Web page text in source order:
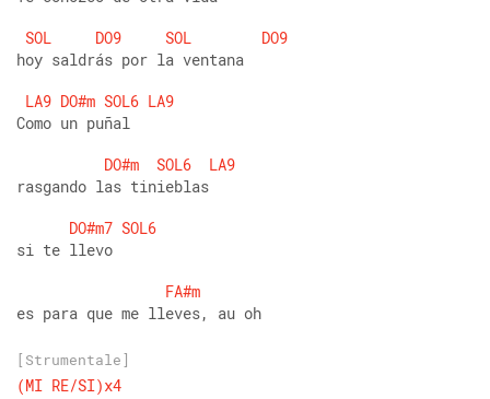
SOL
DO9 SOL
DO9
hoy saldrás por la ventana
LA9 DO#m SOL6 LA9
Como un puñal
DO#m
SOL6
LA9
rasgando las tinieblas
DO#m7 SOL6
si te llevo
FA#m
es para que me lleves, au oh
[Strumentale]
(MI RE/SI)x4